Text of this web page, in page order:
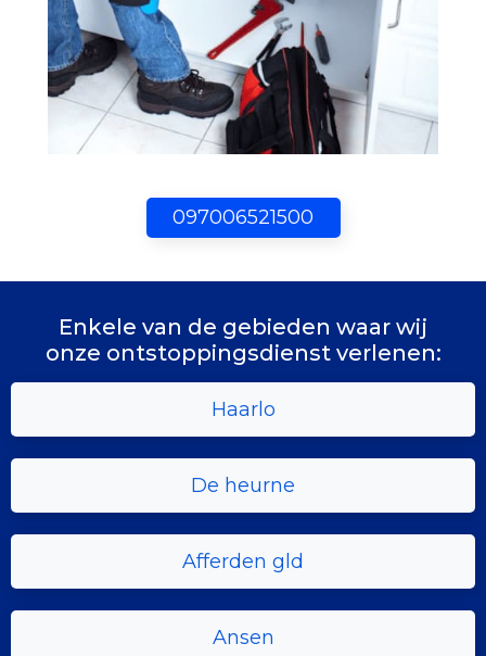
097006521500
Enkele van de gebieden waar wij
onze ontstoppingsdienst verlenen:
Haarlo
De heurne
Afferden gld
Ansen